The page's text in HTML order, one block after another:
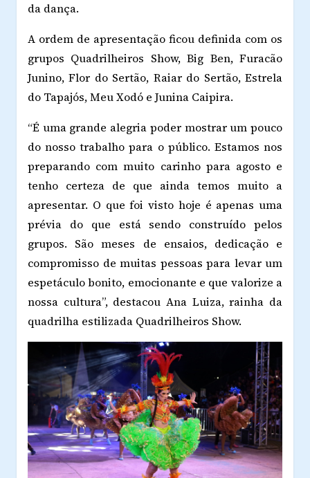
da dança.
A ordem de apresentação ficou definida com os
grupos Quadrilheiros Show, Big Ben, Furacão
Junino, Flor do Sertão, Raiar do Sertão, Estrela
do Tapajós, Meu Xodó e Junina Caipira.
“É uma grande alegria poder mostrar um pouco
do nosso trabalho para o público. Estamos nos
preparando com muito carinho para agosto e
tenho certeza de que ainda temos muito a
apresentar. O que foi visto hoje é apenas uma
prévia do que está sendo construído pelos
grupos. São meses de ensaios, dedicação e
compromisso de muitas pessoas para levar um
espetáculo bonito, emocionante e que valorize a
nossa cultura”, destacou Ana Luiza, rainha da
quadrilha estilizada Quadrilheiros Show.